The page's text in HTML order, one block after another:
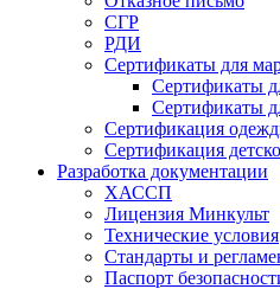
СГР
РДИ
Сертификаты для
Сертификаты
Сертификаты
Сертификация
Сертификация
Разработка документации
ХАССП
Лицензия Минкульт
Технические условия
Стандарты и
Паспорт